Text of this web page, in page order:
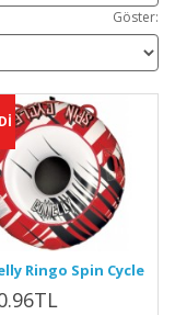
Göster:
Ringo Spin Cycle